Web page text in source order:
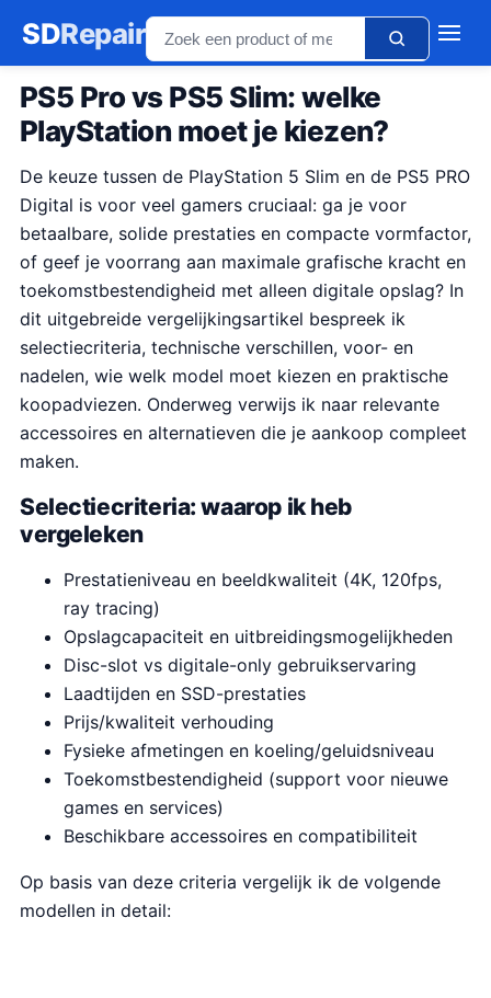
SDRepair
PS5 Pro vs PS5 Slim: welke
PlayStation moet je kiezen?
De keuze tussen de PlayStation 5 Slim en de PS5 PRO
Digital is voor veel gamers cruciaal: ga je voor
betaalbare, solide prestaties en compacte vormfactor,
of geef je voorrang aan maximale grafische kracht en
toekomstbestendigheid met alleen digitale opslag? In
dit uitgebreide vergelijkingsartikel bespreek ik
selectiecriteria, technische verschillen, voor- en
nadelen, wie welk model moet kiezen en praktische
koopadviezen. Onderweg verwijs ik naar relevante
accessoires en alternatieven die je aankoop compleet
maken.
Selectiecriteria: waarop ik heb
vergeleken
Prestatieniveau en beeldkwaliteit (4K, 120fps,
ray tracing)
Opslagcapaciteit en uitbreidingsmogelijkheden
Disc-slot vs digitale-only gebruikservaring
Laadtijden en SSD-prestaties
Prijs/kwaliteit verhouding
Fysieke afmetingen en koeling/geluidsniveau
Toekomstbestendigheid (support voor nieuwe
games en services)
Beschikbare accessoires en compatibiliteit
Op basis van deze criteria vergelijk ik de volgende
modellen in detail: